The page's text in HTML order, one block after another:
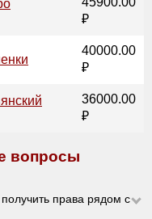
₽
40000.00
₽
36000.00
₽
вопросы
права рядом с